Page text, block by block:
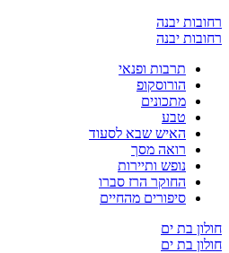
רחובות יבנה
רחובות יבנה
תרבות ופנאי
הורוסקופ
מתכונים
טבע
האיש שבא לסעוד
רואה מסך
נופש ותיירות
החוקר הרז סברו
סיפורים מהחיים
חולון בת ים
חולון בת ים